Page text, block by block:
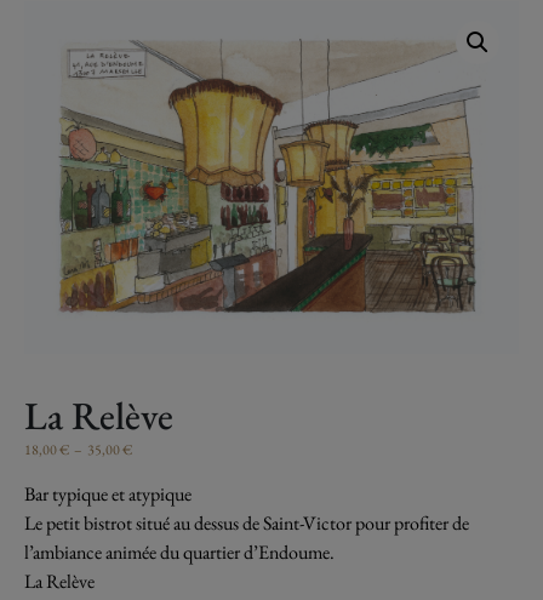
La Relève
18,00€ – 35,00€
Bar typique et atypique
Le petit bistrot situé au dessus de Saint-Victor pour profiterde
l’ambiance animée du quartier d’Endoume.
La Relève